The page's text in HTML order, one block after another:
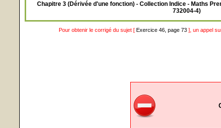
Chapitre 3 (Dérivée d'une fonction) - Collection Indice - Maths
732004-4)
Pour obtenir le corrigé du sujet [ Exercice 46, page 73 ], un appel